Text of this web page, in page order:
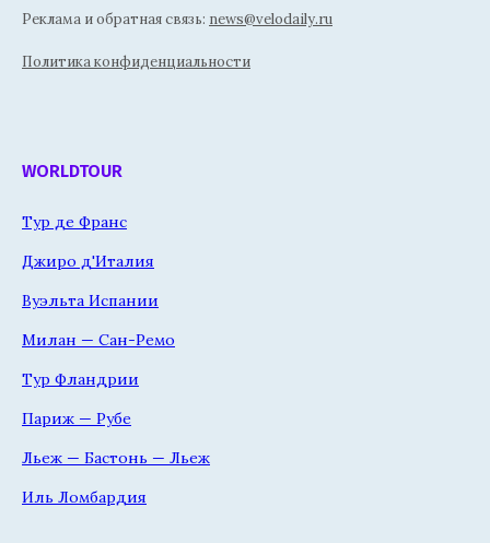
Реклама и обратная связь: news@velodaily.ru
Политика конфиденциальности
WORLDTOUR
Тур де Франс
Джиро д'Италия
Вуэльта Испании
Милан — Сан-Ремо
Тур Фландрии
Париж — Рубе
Льеж — Бастонь — Льеж
Иль Ломбардия